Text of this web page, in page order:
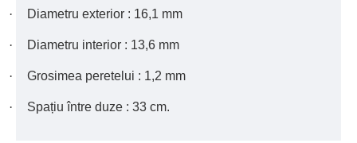
· Diametru exterior : 16,1 mm
· Diametru interior : 13,6 mm
· Grosimea peretelui : 1,2 mm
· Spațiu între duze : 33 cm.